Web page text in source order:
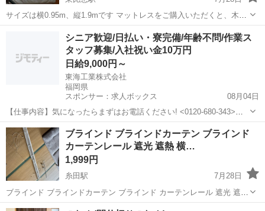
サイズは横0.95m、縦1.9mです マットレスをご購入いただくと、木製
フレームを無料で差し上げます サイズと重量があるため、購入される
方は車で来店する必要があります
東比恵駅 カーテン、ブラインド
シニア歓迎/日払い・寮完備/年齢不問/作業ス
タッフ募集/入社祝い金10万円
日給9,000円～
東海工業株式会社
福岡県
スポンサー：求人ボックス
08月04日
【仕事内容】気になったらまずはお電話ください! <0120-680-343>
「求人ボックスを見た」とお伝えいただくとスムーズです! 未経験から
安定した収入&生活を手に入れるチャンス!/ 東海工業株式会社 大野城
営業所では、 現場...
アルバイト・パート
ブラインド ブラインドカーテン ブラインド
カーテンレール 遮光 遮熱 横…
1,999円
糸田駅
7月28日
ブラインド ブラインドカーテン ブラインド カーテンレール 遮光 遮熱
横176 縦179くらい 汚れありますが問題なく使えます。
福岡 田川郡 糸田駅 カーテン、ブラインド